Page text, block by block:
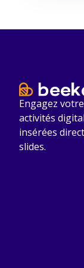
Engagez
activités
insérées
slides.